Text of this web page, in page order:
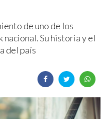
de uno de los
nacional. Su historia y el
del país